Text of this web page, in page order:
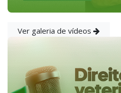
Ver galeria de vídeos